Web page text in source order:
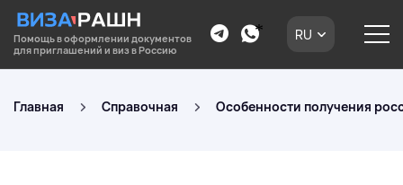
Помощь в оформлении документов
для приглашений и виз в Россию
RU
Главная Справочная Особенности получения